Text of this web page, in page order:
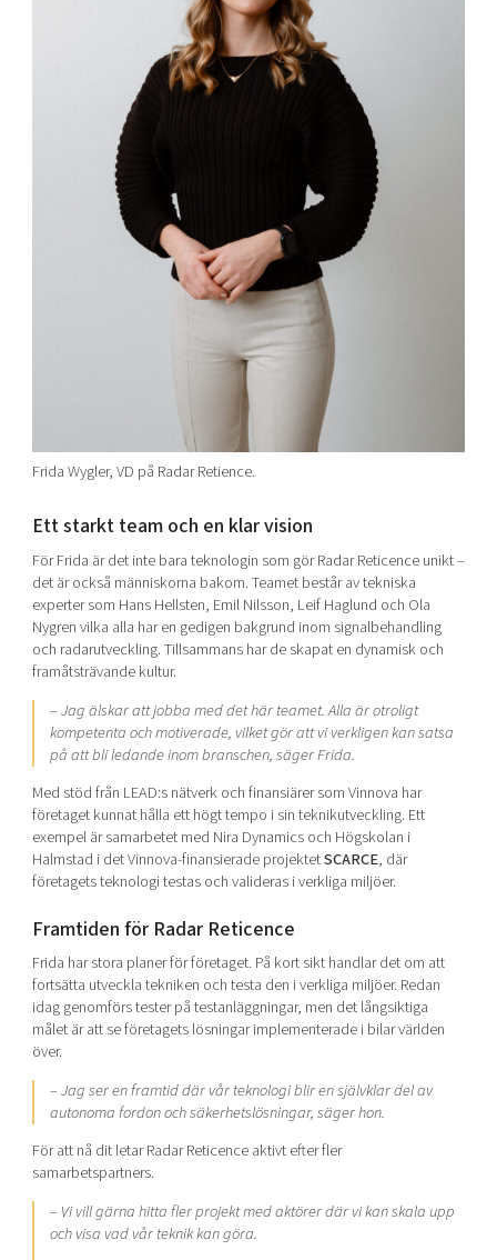
Frida Wygler, VD på Radar Retience.
Ett starkt team och en klar vision
För Frida är det inte bara teknologin som gör Radar Reticence unikt –
det är också människorna bakom. Teamet består av tekniska
experter som Hans Hellsten, Emil Nilsson, Leif Haglund och Ola
Nygren vilka alla har en gedigen bakgrund inom signalbehandling
och radarutveckling. Tillsammans har de skapat en dynamisk och
framåtsträvande kultur.
– Jag älskar att jobba med det här teamet. Alla är otroligt
kompetenta och motiverade, vilket gör att vi verkligen kan satsa
på att bli ledande inom branschen, säger Frida.
Med stöd från LEAD:s nätverk och finansiärer som Vinnova har
företaget kunnat hålla ett högt tempo i sin teknikutveckling. Ett
exempel är samarbetet med Nira Dynamics och Högskolan i
Halmstad i det Vinnova-finansierade projektetSCARCE, där
företagets teknologi testas och valideras i verkliga miljöer.
Framtiden för Radar Reticence
Frida har stora planer för företaget. På kort sikt handlar det om att
fortsätta utveckla tekniken och testa den i verkliga miljöer. Redan
idag genomförs tester på testanläggningar, men det långsiktiga
målet är att se företagets lösningar implementerade i bilar världen
över.
– Jag ser en framtid där vår teknologi blir en självklar del av
autonoma fordon och säkerhetslösningar, säger hon.
För att nå dit letar Radar Reticence aktivt efter fler
samarbetspartners.
– Vi vill gärna hitta fler projekt med aktörer där vi kan skala upp
och visa vad vår teknik kan göra.